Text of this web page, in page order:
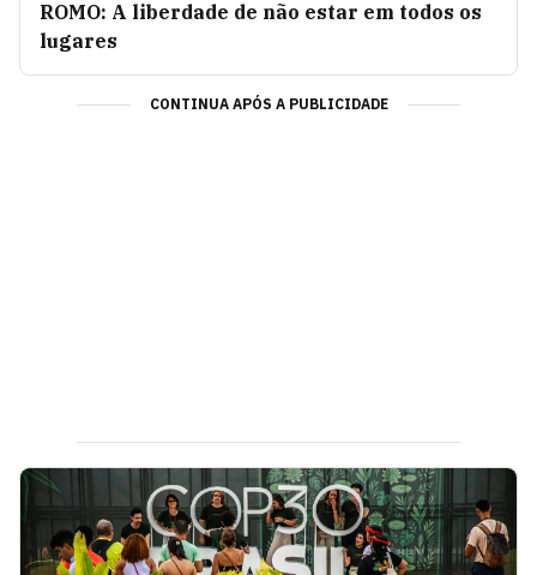
ROMO: A liberdade de não estar em todos os
lugares
CONTINUA APÓS A PUBLICIDADE